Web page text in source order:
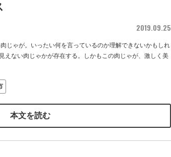
2019.09.25
じゃが。いったい何を言っているのか理解できないかもしれ
えない肉じゃかが存在する。しかもこの肉じゃが、激しく美
本文を読む